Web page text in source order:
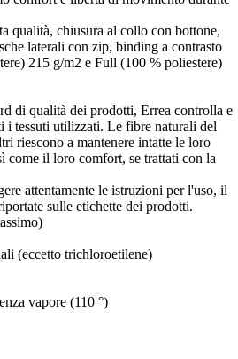
qualità, chiusura al collo con bottone,
laterali con zip, binding a contrasto
215 g/m2 e Full (100 % poliestere)
di qualità dei prodotti, Errea controlla e
i tessuti utilizzati. Le fibre naturali del
riescono a mantenere intatte le loro
come il loro comfort, se trattati con la
attentamente le istruzioni per l'uso, il
sulle etichette dei prodotti.
(eccetto trichloroetilene)
vapore (110 °)